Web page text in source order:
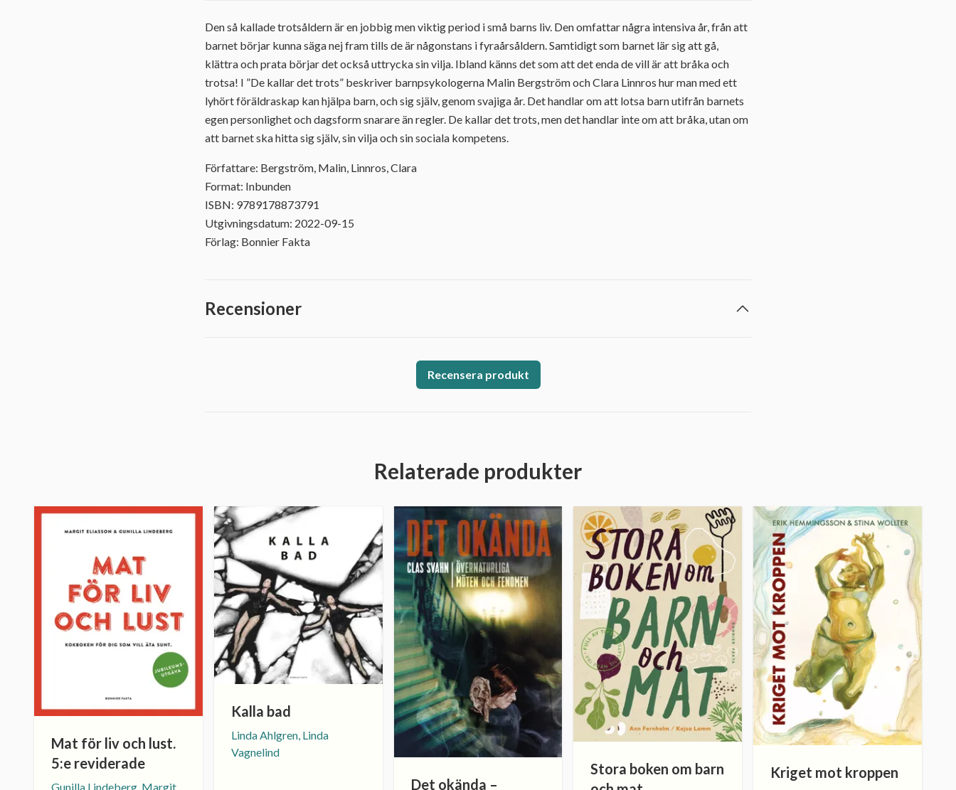
Den så kallade trotsåldern är en jobbig men viktig period i små barns liv. Den omfattar några intensiva år, från att
barnet börjar kunna säga nej fram tills de är någonstans i fyraårsåldern. Samtidigt som barnet lär sig att gå,
klättra och prata börjar det också uttrycka sin vilja. Ibland känns det som att det enda de vill är att bråka och
trotsa! I ”De kallar det trots” beskriver barnpsykologerna Malin Bergström och Clara Linnros hur man med ett
lyhört föräldraskap kan hjälpa barn, och sig själv, genom svajiga år. Det handlar om att lotsa barn utifrån barnets
egen personlighet och dagsform snarare än regler. De kallar det trots, men det handlar inte om att bråka, utan om
att barnet ska hitta sig själv, sin vilja och sin sociala kompetens.
Författare: Bergström, Malin, Linnros, Clara
Format: Inbunden
ISBN: 9789178873791
Utgivningsdatum: 2022-09-15
Förlag: Bonnier Fakta
Recensioner
Recensera produkt
Relaterade produkter
Mat för liv och lust.
5:e reviderade
Gunilla Lindeberg, Margit
Kalla bad
Linda Ahlgren, Linda
Vagnelind
Det okända –
Stora boken om barn
Kriget mot kroppen